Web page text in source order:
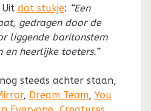
Uit dat stukje: “Een
gedragen door de
liggende baritonstem
heerlijke toeters.”
steeds achter staan,
, Dream Team, You